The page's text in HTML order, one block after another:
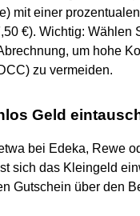
mit einer
€). Wichtig:
um hohe
zu vermeiden.
Geld
bei Edeka, Rewe
sich das Kleingeld
Gutschein über den